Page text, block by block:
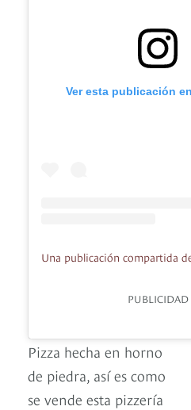
Ver esta publicación
PUBLICIDAD
Pizza hecha en horno
de piedra, así es como
se vende esta pizzería